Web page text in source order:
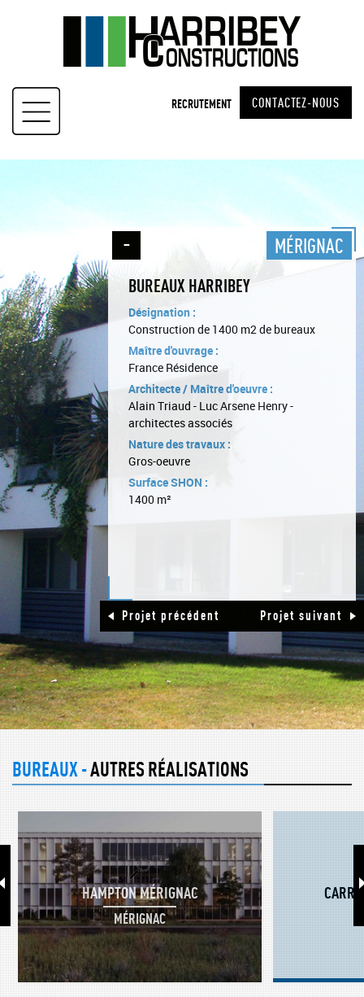
RECRUTEMENT CONTACTEZ-NOUS
MÉRIGNAC
BUREAUX HARRIBEY
Désignation :
Construction de 1400 m2 de bureaux
Maître d'ouvrage :
France Résidence
Architecte / Maître d'oeuvre :
Alain Triaud - Luc Arsene Henry -
architectes associés
Nature des travaux :
Gros-oeuvre
Surface SHON :
1400 m²
Projet précédent Projet suivant
BUREAUX -AUTRES RÉALISATIONS
HAMPTON MÉRIGNAC
MÉRIGNAC